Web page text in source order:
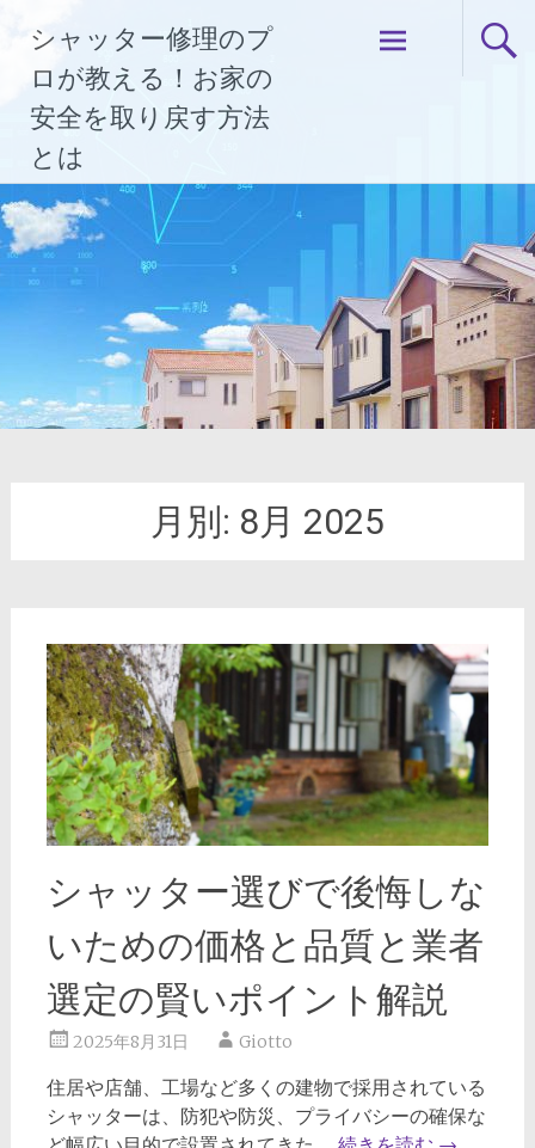
ス
キ
ッ
プ
シャッター修理のプ
ロが教える！お家の
安全を取り戻す方法
とは
月別: 8月 2025
シャッター選びで後悔しな
いための価格と品質と業者
選定の賢いポイント解説
2025年8月31日 Giotto
住居や店舗、工場など多くの建物で採用されている
シャッターは、防犯や防災、プライバシーの確保な